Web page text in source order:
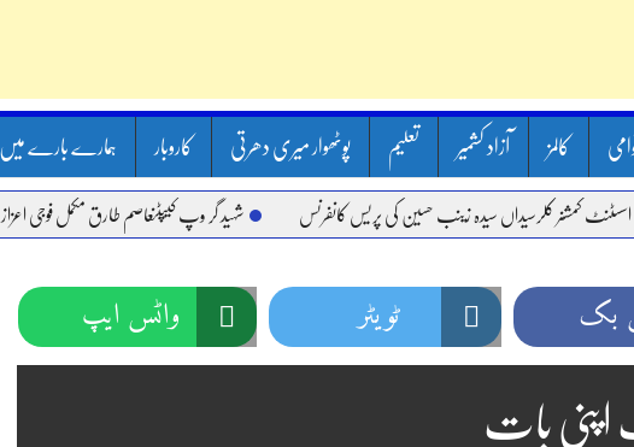
کالمز آزاد کشمیر تعلیم پوٹھوار میری دھرتی کاروبار ہمارے بارے میں
کمشنر کلرسیداں سیدہ زینب حسین کی پریس کانفرنس شہید گر وپ کیپٹنعاصم طارق مکمل فوجی اعزاز کے
بک ٹویٹر واٹس ایپ
اپنی بات